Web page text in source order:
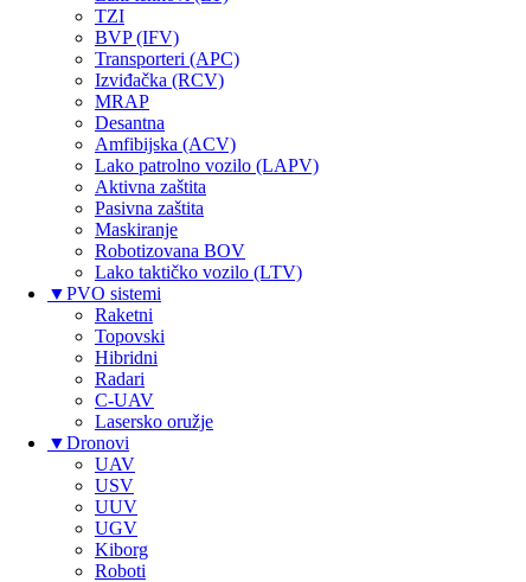
TZI
BVP (IFV)
Transporteri (APC)
Izviđačka (RCV)
MRAP
Desantna
Amfibijska (ACV)
Lako patrolno vozilo (LAPV)
Aktivna zaštita
Pasivna zaštita
Maskiranje
Robotizovana BOV
Lako taktičko vozilo (LTV)
▼PVO sistemi
Raketni
Topovski
Hibridni
Radari
C-UAV
Lasersko oružje
▼Dronovi
UAV
USV
UUV
UGV
Kiborg
Roboti